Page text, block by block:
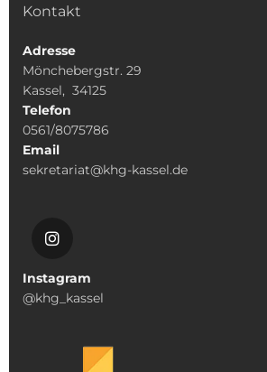
Kontakt
Adresse
Mönchebergstr. 29
Kassel, 34125
Telefon
0561/8075786
Email
sekretariat@khg-kassel.de
Instagram
@khg_kassel